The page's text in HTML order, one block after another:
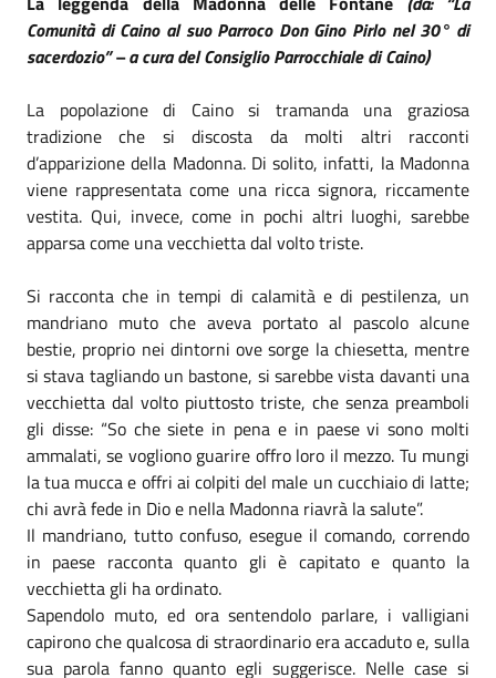
Comunità di Caino al suo Parroco Don Gino Pirlo nel 30° di
sacerdozio” – a cura del Consiglio Parrocchiale di Caino)
La popolazione di Caino si tramanda una graziosa
tradizione che si discosta da molti altri racconti
d’apparizione della Madonna. Di solito, infatti, la Madonna
viene rappresentata come una ricca signora, riccamente
vestita. Qui, invece, come in pochi altri luoghi, sarebbe
apparsa come una vecchietta dal volto triste.
Si racconta che in tempi di calamità e di pestilenza, un
mandriano muto che aveva portato al pascolo alcune
bestie, proprio nei dintorni ove sorge la chiesetta, mentre
si stava tagliando un bastone, si sarebbe vista davanti una
vecchietta dal volto piuttosto triste, che senza preamboli
gli disse: “So che siete in pena e in paese vi sono molti
ammalati, se vogliono guarire offro loro il mezzo. Tu mungi
la tua mucca e offri ai colpiti del male un cucchiaio di latte;
chi avrà fede in Dio e nella Madonna riavrà la salute”.
Il mandriano, tutto confuso, esegue il comando, correndo
in paese racconta quanto gli è capitato e quanto la
vecchietta gli ha ordinato.
Sapendolo muto, ed ora sentendolo parlare, i valligiani
capirono che qualcosa di straordinario era accaduto e, sulla
sua parola fanno quanto egli suggerisce. Nelle case si